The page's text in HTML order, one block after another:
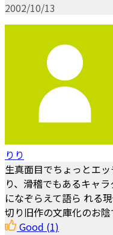
2002/10/13
りり
生真面目でちょっとエ
り、滑稽でもあるキャ
になぞらえて語ら れる
切り旧作の文庫化のお
Good (1)